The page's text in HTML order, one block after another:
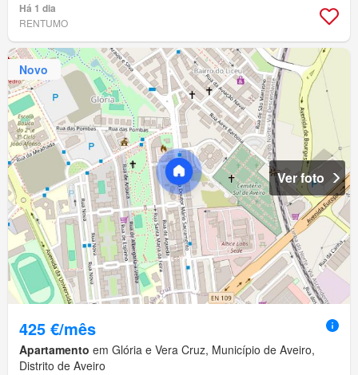
Há 1 dia
RENTUMO
Novo
Ver foto
425 €/mês
Apartamento em Glória e Vera Cruz, Município de Aveiro,
Distrito de Aveiro